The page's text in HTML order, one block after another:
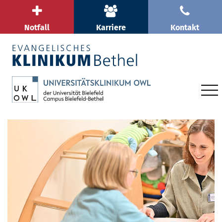
Notfall Karriere Kontakt